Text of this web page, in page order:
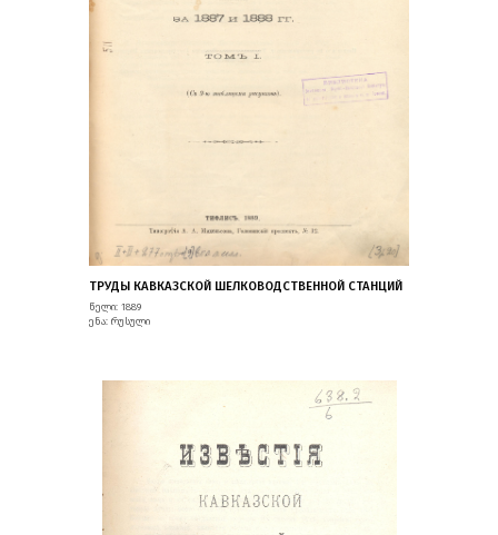
ТРУДЫ КАВКАЗСКОЙ ШЕЛКОВОДСТВЕННОЙ СТАНЦИЙ
წელი: 1889
ენა: რუსული